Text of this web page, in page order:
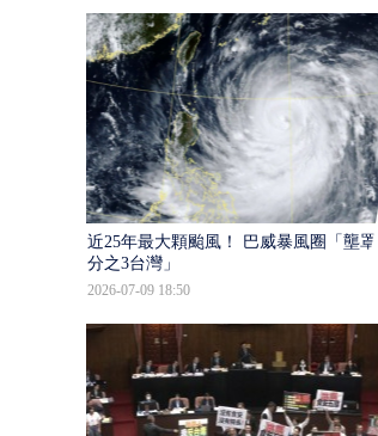
近25年最大顆颱風！ 巴威暴風圈「壟罩4
分之3台灣」
2026-07-09 18:50